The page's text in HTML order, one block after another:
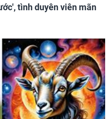
tình duyên viên mãn